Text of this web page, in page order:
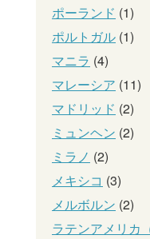
ポーランド (1)
ポルトガル (1)
マニラ (4)
マレーシア (11)
マドリッド (2)
ミュンヘン (2)
ミラノ (2)
メキシコ (3)
メルボルン (2)
ラテンアメリカ